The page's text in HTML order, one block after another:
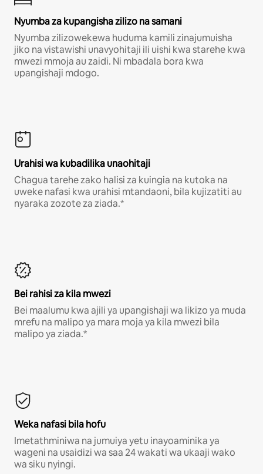
Nyumba za kupangisha zilizo na samani
Nyumba zilizowekewa huduma kamili zinajumuisha
jiko na vistawishi unavyohitaji ili uishi kwa starehe kwa
mwezi mmoja au zaidi. Ni mbadala bora kwa
upangishaji mdogo.
Urahisi wa kubadilika unaohitaji
Chagua tarehe zako halisi za kuingia na kutoka na
uweke nafasi kwa urahisi mtandaoni, bila kujizatiti au
nyaraka zozote za ziada.*
Bei rahisi za kila mwezi
Bei maalumu kwa ajili ya upangishaji wa likizo ya muda
mrefu na malipo ya mara moja ya kila mwezi bila
malipo ya ziada.*
Weka nafasi bila hofu
Imetathminiwa na jumuiya yetu inayoaminika ya
wageni na usaidizi wa saa 24 wakati wa ukaaji wako
wa siku nyingi.